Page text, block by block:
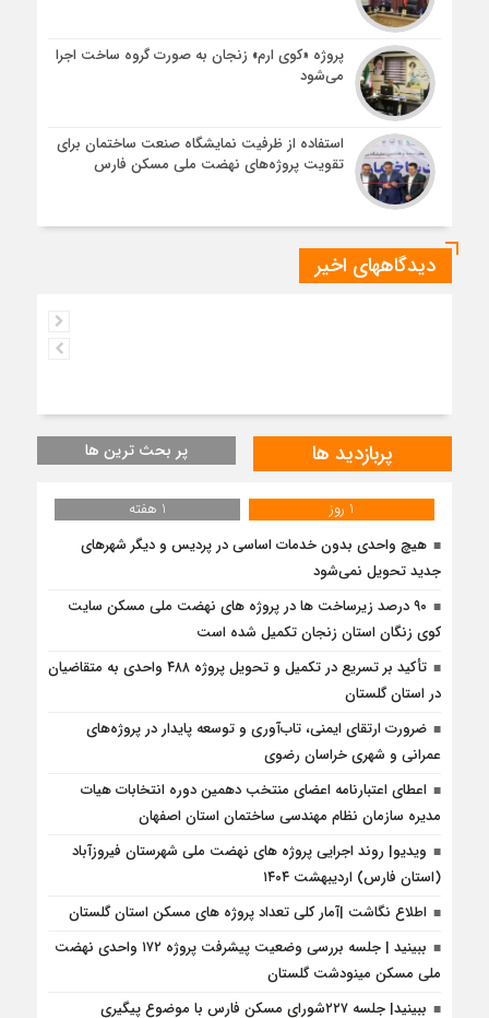
پروژه «کوی ارم» زنجان به صورت گروه ساخت اجرا
می‌شود
استفاده از ظرفیت نمایشگاه صنعت ساختمان برای
تقویت پروژه‌های نهضت ملی مسکن فارس
دیدگاههای اخیر
پربازدید ها پر بحث ترین ها
1 روز
1 هفته
هیچ واحدی بدون خدمات اساسی در پردیس و دیگر شهرهای
جدید تحویل نمی‌شود
۹۰ درصد زیرساخت ها در پروژه های نهضت ملی مسکن سایت
کوی زنگان استان زنجان تکمیل شده است
تأکید بر تسریع در تکمیل و تحویل پروژه ۴۸۸ واحدی به متقاضیان
در استان گلستان
ضرورت ارتقای ایمنی، تاب‌آوری و توسعه پایدار در پروژه‌های
عمرانی و شهری خراسان رضوی
اعطای اعتبارنامه اعضای منتخب دهمین دوره انتخابات هیات
مدیره سازمان نظام مهندسی ساختمان استان اصفهان
ویدیو| روند اجرایی پروژه های نهضت ملی شهرستان فیروزآباد
(استان فارس) اردیبهشت ۱۴۰۴
اطلاع نگاشت |آمار کلی تعداد پروژه های مسکن استان گلستان
ببینید | جلسه بررسی وضعیت پیشرفت پروژه ۱۷۲ واحدی نهضت
ملی مسکن مینودشت گلستان
ببینید| جلسه ۲۲۷شورای مسکن فارس با موضوع پیگیری